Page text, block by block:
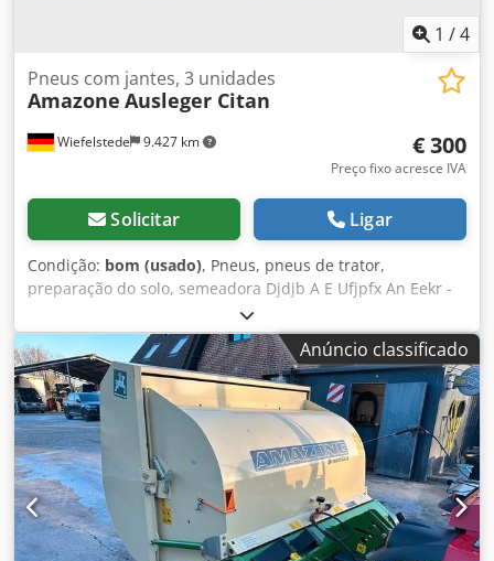
1 /4
Wiefelstede 9.427 km
Pneus com jantes, 3 unidades
Amazone Ausleger Citan
€ 300
Preço fixo acresce IVA
Solicitar Ligar
Condição: bom (usado), Pneus, pneus de trator,
preparação do solo, semeadora Djdjb A E Ufjpfx An Eekr -
Quantidade: 3x pneus de uma semeadora Amazone -
Dimensão do pneu -Cubo: Ø 40 mm -Dimensões: Ø 750 -
Preço total: para 3 pneus -Peso: 51 kg/unidadeAnúncio classificado